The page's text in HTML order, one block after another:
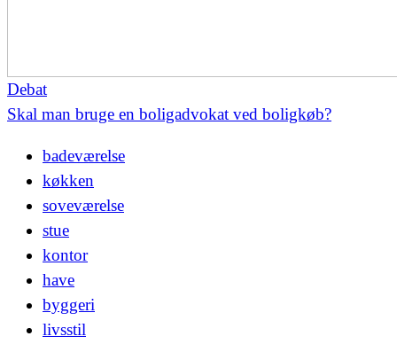
Debat
Skal man bruge en boligadvokat ved boligkøb?
badeværelse
køkken
soveværelse
stue
kontor
have
byggeri
livsstil